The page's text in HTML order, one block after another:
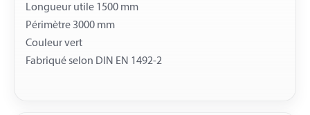
Longueur utile 1500 mm
Périmètre 3000 mm
Couleur vert